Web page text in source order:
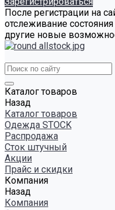
После регистрации на
отслеживание
другие новые
Каталог товаров
Назад
Каталог товаров
Одежда STOCK
Распродажа
Сток штучный
Акции
Прайс и скидки
Компания
Назад
Компания